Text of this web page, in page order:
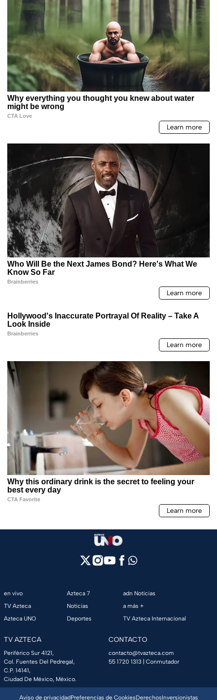
en vivo
TV Azteca
Azteca UNO
Azteca 7
Noticias
Deportes
adn Noticias
a más +
TV Azteca Internacional
TV AZTECA
Periférico Sur 4121,
Col. Fuentes Del Pedregal,
C.P. 14141,
Ciudad De México, México.
CONTACTO
contacto@tvazteca.com
55 1720 1313 | Conmutador
Aviso de privacidadPreferencias de CookiesDerechosInversionistas